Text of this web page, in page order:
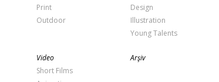
Print
Outdoor
Design
Illustration
Young Talents
Video
Short Films
Arşiv